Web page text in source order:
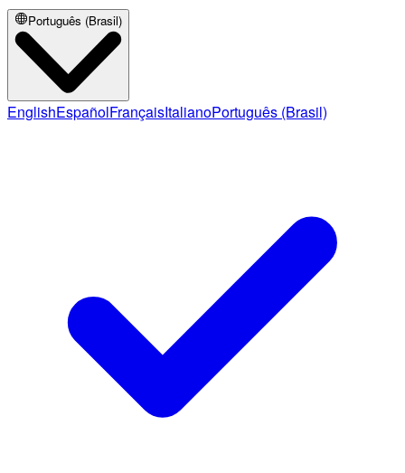
Português (Brasil)
EnglishEspañolFrançaisItalianoPortuguês (Brasil)